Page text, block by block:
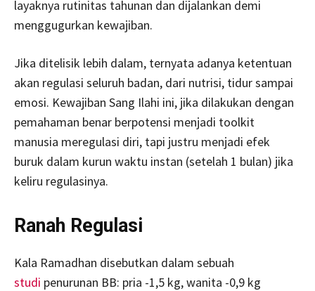
layaknya rutinitas tahunan dan dijalankan demi
menggugurkan kewajiban.
Jika ditelisik lebih dalam, ternyata adanya ketentuan
akan regulasi seluruh badan, dari nutrisi, tidur sampai
emosi. Kewajiban Sang Ilahi ini, jika dilakukan dengan
pemahaman benar berpotensi menjadi toolkit
manusia meregulasi diri, tapi justru menjadi efek
buruk dalam kurun waktu instan (setelah 1 bulan) jika
keliru regulasinya.
Ranah Regulasi
Kala Ramadhan disebutkan dalam sebuah
studi penurunan BB: pria -1,5 kg, wanita -0,9 kg